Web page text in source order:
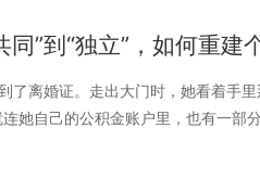
”到“独立”，如何重建
了离婚证。走出大门时，她看着手
她自己的公积金账户里，也有一部